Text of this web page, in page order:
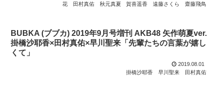
花
田村真佑 秋元真夏 賀喜遥香 遠藤さくら 齋藤飛鳥
BUBKA (ブブカ) 2019年9月号増刊 AKB48 矢作萌夏ver.
掛橋沙耶香×田村真佑×早川聖来「先輩たちの言葉が嬉し
くて」
2019.08.01
掛橋沙耶香
早川聖来 田村真佑